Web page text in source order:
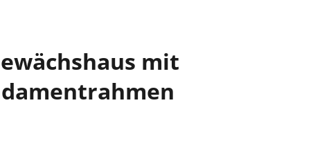
mit